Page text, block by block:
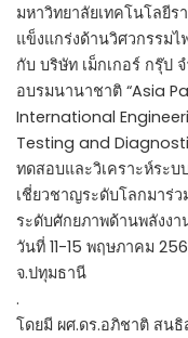
มหาวิทยาลัยเทคโนโลยี
แข็งแกร่งด้านวิศวกรรม
กับ บริษัท เม็กเกอร์ กรุ๊ป
อบรมนานาชาติ “Asia
International
Testing and
ทดสอบและวิเคราะห์ระ
เชี่ยวชาญระดับโลกมาร่
ระดับศักยภาพด้านพลังงา
วันที่ 11-15 พฤษภาคม
จ.ปทุมธานี
.
โดยมี ผศ.ดร.อภิชาติ สน